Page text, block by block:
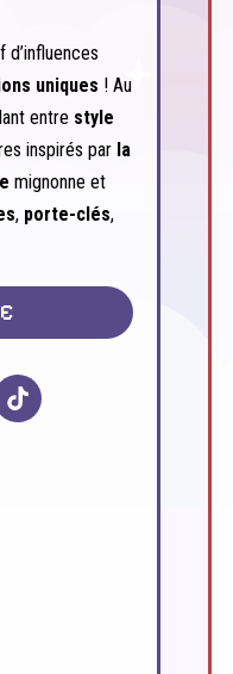
uniques ! Au
entre style
inspirés par la
mignonne et
, porte-clés,